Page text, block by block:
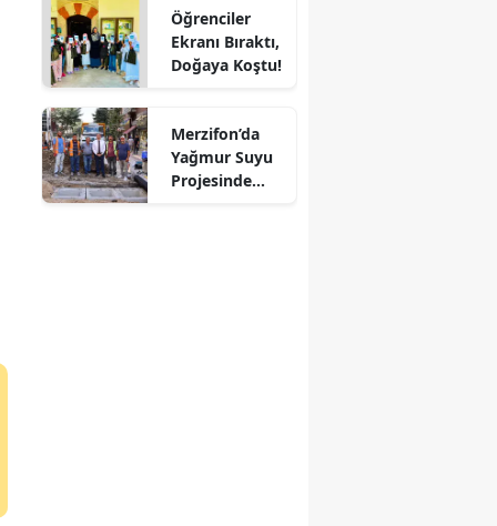
Isparta
Mersin
İzmir
Öğrenciler
Ekranı Bıraktı,
Doğaya Koştu!
Merzifon’da
Yağmur Suyu
Projesinde